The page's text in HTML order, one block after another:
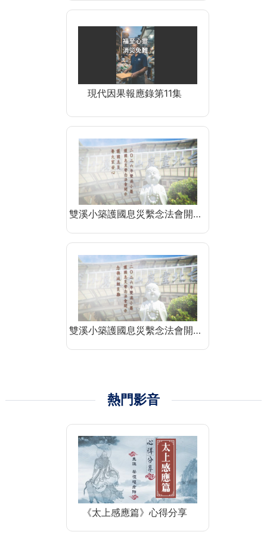
現代因果報應錄第11集
雙溪小築護國息災繫念法會開…
雙溪小築護國息災繫念法會開…
熱門影音
《太上感應篇》心得分享